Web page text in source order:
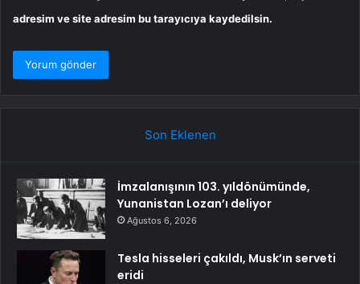
adresim ve site adresim bu tarayıcıya kaydedilsin.
Son Eklenen
İmzalanışının 103. yıldönümünde,
Yunanistan Lozan’ı deliyor
Ağustos 6, 2026
Tesla hisseleri çakıldı, Musk’ın serveti
eridi